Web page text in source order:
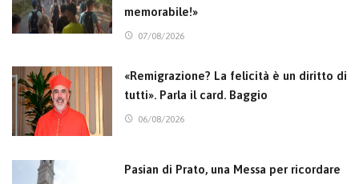
memorabile!»
07/08/2026
«Remigrazione? La felicità è un diritto di
tutti». Parla il card. Baggio
06/08/2026
Pasian di Prato, una Messa per ricordare